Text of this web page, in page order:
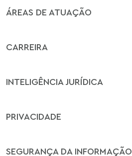
ÁREAS DE ATUAÇÃO
CARREIRA
INTELIGÊNCIA JURÍDICA
PRIVACIDADE
SEGURANÇA DA INFORMAÇÃO